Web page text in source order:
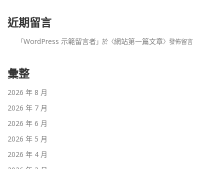
近期留言
「WordPress 示範留言者」於〈網站第一篇文章〉發佈留言
彙整
2026 年 8 月
2026 年 7 月
2026 年 6 月
2026 年 5 月
2026 年 4 月